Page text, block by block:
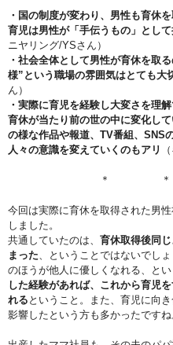
・国の制度が変わり、男性も育休
育児は男性が「手伝うもの」とし
ニヤリング/YSさん）
・社会全体として男性が育休を取
様”という職場の雰囲気はとても大
ん）
・実際に育児を経験し大変さを理
育休が当たり前の世の中に変化し
の様な作品や報道、TV番組、SNS
人々の意識を変えていくのもアリ
＊ ＊
今回は実際に育休を取得された男
しました。
共通していたのは、 育休取得後同
まった 、ということではないでし
のほうが他人に優しくなれる、とい
した経験があれば、これから育児
れる ということ。また、育児に向
影響したという方も多かったですね